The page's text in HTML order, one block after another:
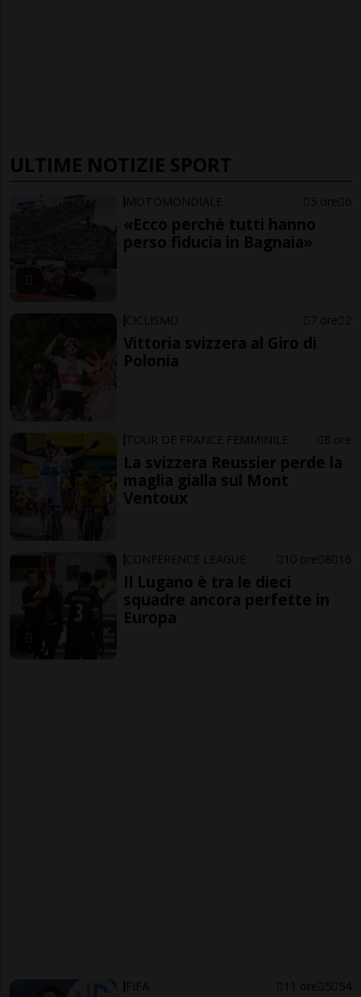
ULTIME NOTIZIE SPORT
MOTOMONDIALE 5 ore 6
«Ecco perché tutti hanno
perso fiducia in Bagnaia»
CICLISMO 7 ore 2
Vittoria svizzera al Giro di
Polonia
TOUR DE FRANCE FEMMINILE 8 ore
La svizzera Reussier perde la
maglia gialla sul Mont
Ventoux
CONFERENCE LEAGUE 10 ore 8 16
Il Lugano è tra le dieci
squadre ancora perfette in
Europa
FIFA 11 ore 5 54